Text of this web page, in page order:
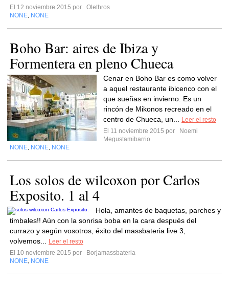
El 12 noviembre 2015 por
Olethros
NONE NONE
Boho Bar: aires de Ibiza y
Formentera en pleno Chueca
Cenar en Boho Bar es como volver
a aquel restaurante ibicenco con el
que sueñas en invierno. Es un
rincón de Mikonos recreado en el
centro de Chueca, un...
Leer el resto
El 11 noviembre 2015 por
Noemi
Megustamibarrio
NONE NONE NONE
Los solos de wilcoxon por Carlos
Exposito. 1 al 4
Hola, amantes de baquetas, parches y
timbales!! Aún con la sonrisa boba en la cara después del
currazo y según vosotros, éxito del massbateria live 3,
volvemos...
Leer el resto
El 10 noviembre 2015 por
Borjamassbateria
NONE NONE